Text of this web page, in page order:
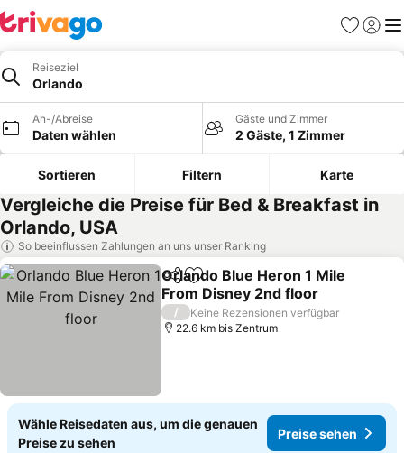
Favoriten
Reiseziel
Orlando
An-/Abreise
Daten wählen
Gäste und Zimmer
2 Gäste, 1 Zimmer
Sortieren Filtern Karte
Vergleiche die Preise für Bed & Breakfast in
Orlando, USA
So beeinflussen Zahlungen an uns unser Ranking
TeilenZu Favoriten hinzufügen
Orlando Blue Heron 1 Mile
From Disney 2nd floor
Preise sehen
/
Keine Rezensionen verfügbar
22.6 km bis Zentrum
Wähle Reisedaten aus, um die genauen
Preise zu sehen
Preise sehen